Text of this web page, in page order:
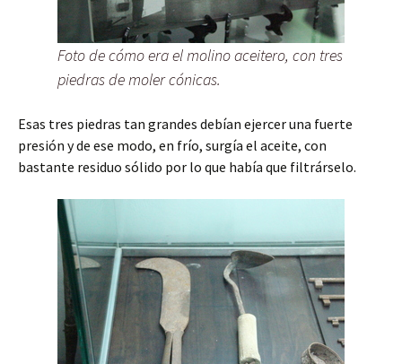
Foto de cómo era el molino aceitero, con tres
piedras de moler cónicas.
Esas tres piedras tan grandes debían ejercer una fuerte
presión y de ese modo, en frío, surgía el aceite, con
bastante residuo sólido por lo que había que filtrárselo.